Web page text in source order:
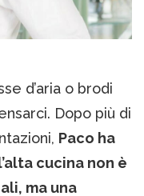
d’aria o brodi
Dopo più di
Paco ha
cucina non è
ma una